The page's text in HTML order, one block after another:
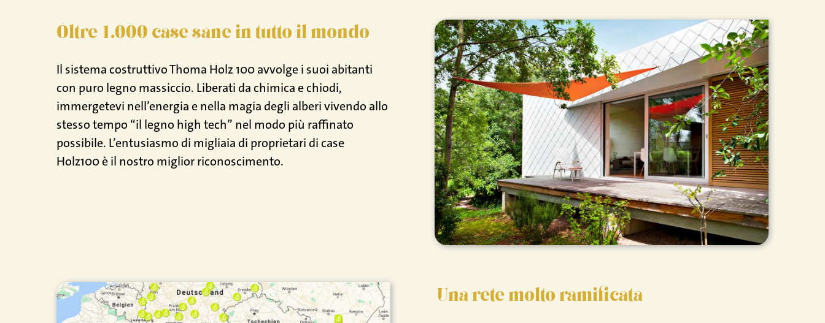
Oltre 1.000 case sane in tutto il mondo
Il sistema costruttivo Thoma Holz 100 avvolge i suoi abitanti
con puro legno massiccio. Liberati da chimica e chiodi,
immergetevi nell’energia e nella magia degli alberi vivendo allo
stesso tempo “il legno high tech” nel modo più raffinato
possibile. L’entusiasmo di migliaia di proprietari di case
Holz100 è il nostro miglior riconoscimento.
Una rete molto ramificata